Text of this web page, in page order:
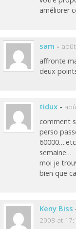
améliorer
sam -
affronte
deux
tidux -
comment
perso
semaine…
moi je
bien que
Keny Biss
2008 at